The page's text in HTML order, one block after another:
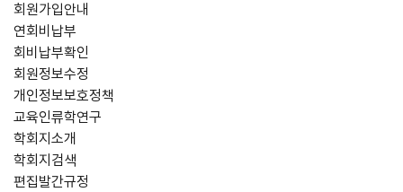
회원가입안내
연회비납부
회비납부확인
회원정보수정
개인정보보호정책
교육인류학연구
학회지소개
학회지검색
편집발간규정